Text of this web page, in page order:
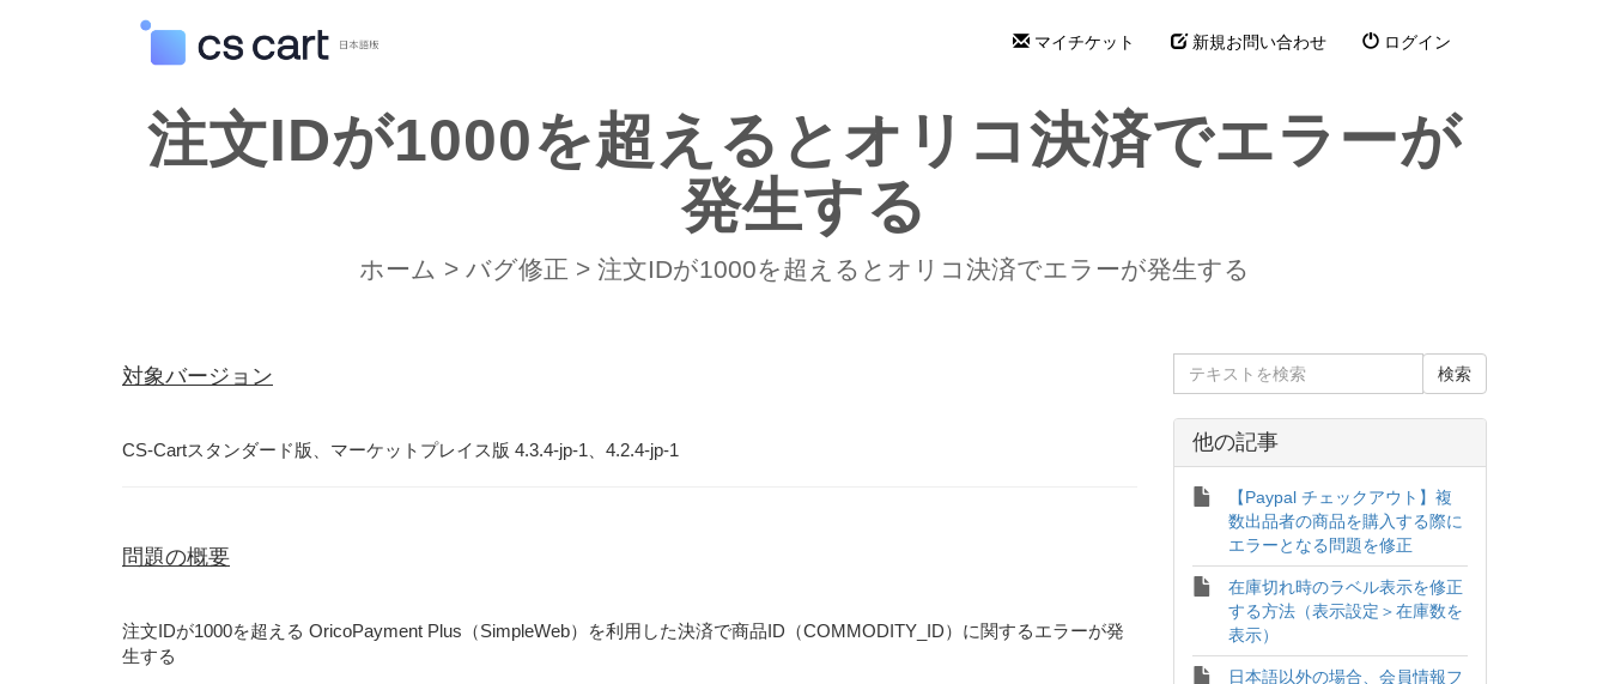
マイチケット 新規お問い合わせ ログイン
注文IDが1000を超えるとオリコ決済でエラーが
発生する
ホーム > バグ修正 > 注文IDが1000を超えるとオリコ決済でエラーが発生する
対象バージョン
CS-Cartスタンダード版、マーケットプレイス版 4.3.4-jp-1、4.2.4-jp-1
問題の概要
注文IDが1000を超える OricoPayment Plus（SimpleWeb）を利用した決済で商品ID（COMMODITY_ID）に関するエラーが発
生する
他の記事
【Paypal チェックアウト】複
数出品者の商品を購入する際に
エラーとなる問題を修正
在庫切れ時のラベル表示を修正
する方法（表示設定＞在庫数を
表示）
日本語以外の場合、会員情報フ